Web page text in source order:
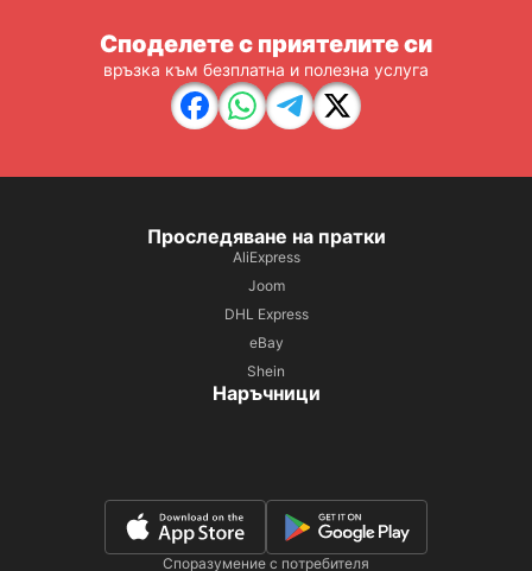
Споделете с приятелите си
връзка към безплатна и полезна услуга
Проследяване на пратки
AliExpress
Joom
DHL Express
eBay
Shein
Наръчници
Споразумение с потребителя